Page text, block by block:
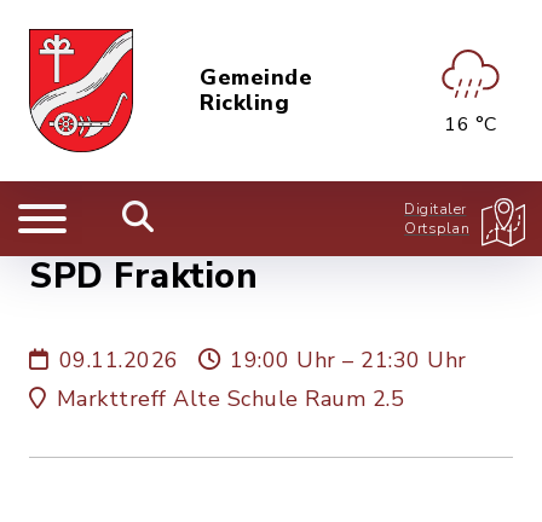
Gemeinde
Rickling
16 °C
Digitaler
Ortsplan
SPD Fraktion
09.11.2026
19:00 Uhr – 21:30 Uhr
Markttreff Alte Schule Raum 2.5